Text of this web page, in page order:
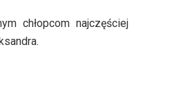
chłopcom najczęściej